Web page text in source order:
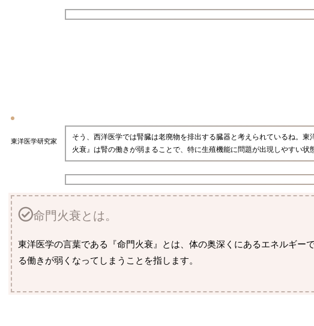
東洋医学研究家
そう、西洋医学では腎臓は老廃物を排出する臓器と考えられているね。
火衰』は腎の働きが弱まることで、特に生殖機能に問題が出現しやすい状
命門火衰とは。
東洋医学の言葉である『命門火衰』とは、体の奥深くにあるエネルギ
る働きが弱くなってしまうことを指します。